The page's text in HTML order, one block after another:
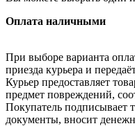
Оплата наличными
При выборе варианта
приезда курьера и
Курьер предоставляет
предмет повреждений,
Покупатель подписывает
документы, вносит